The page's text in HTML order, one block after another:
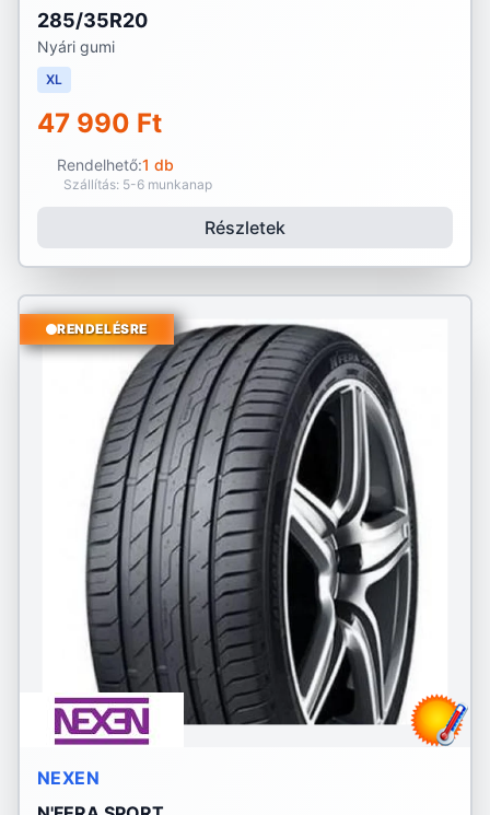
285/35R20
Nyári gumi
XL
47 990 Ft
Rendelhető:1 db
Szállítás: 5-6 munkanap
Részletek
RENDELÉSRE
NEXEN